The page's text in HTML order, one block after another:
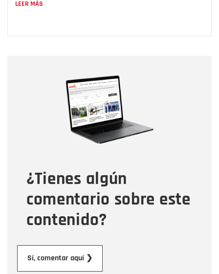
LEER MÁS
¿Tienes algún
comentario sobre este
contenido?
Sí, comentar aquí ❯
Correo electrónico
Tipo de comentario
Mensaje